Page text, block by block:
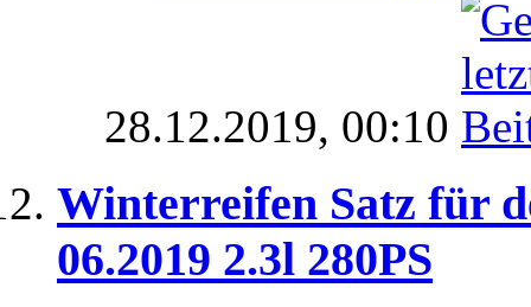
28.12.2019, 00:10
Winterreifen Satz für
06.2019 2.3l 280PS